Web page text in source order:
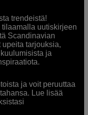
trendeistä!
uutiskirjeen
Scandinavian
tarjouksia,
ja
ja voit peruuttaa
Lue lisää